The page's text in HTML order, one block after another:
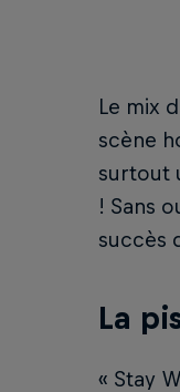
Le mix
scène
surtout
! Sans
succès
La
« Stay